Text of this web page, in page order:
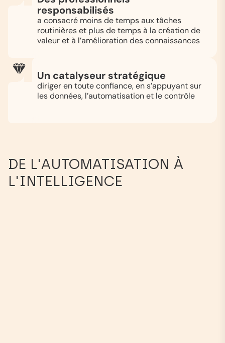
responsabilisés
a consacré moins de temps aux tâches
routinières et plus de temps à la création de
valeur et à l’amélioration des connaissances
Un catalyseur stratégique
diriger en toute confiance, en s’appuyant sur
les données, l’automatisation et le contrôle
DE L'AUTOMATISATION À
L'INTELLIGENCE